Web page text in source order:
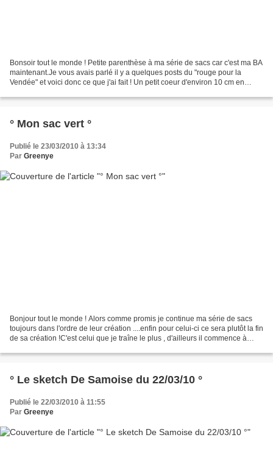
Bonsoir tout le monde ! Petite parenthèse à ma série de sacs car c'est ma BA
maintenant.Je vous avais parlé il y a quelques posts du "rouge pour la
Vendée" et voici donc ce que j'ai fait ! Un petit coeur d'environ 10 cm en
° Mon sac vert °
Publié le 23/03/2010 à 13:34
Par Greenye
Bonjour tout le monde ! Alors comme promis je continue ma série de sacs
toujours dans l'ordre de leur création ....enfin pour celui-ci ce sera plutôt la fin
de sa création !C'est celui que je traîne le plus , d'ailleurs il commence à
° Le sketch De Samoise du 22/03/10 °
Publié le 22/03/2010 à 11:55
Par Greenye